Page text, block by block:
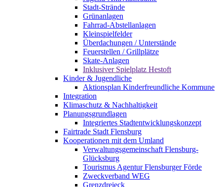
Stadt-Strände
Grünanlagen
Fahrrad-Abstellanlagen
Kleinspielfelder
Überdachungen / Unterstände
Feuerstellen / Grillplätze
Skate-Anlagen
Inklusiver Spielplatz Hestoft
Kinder & Jugendliche
Aktionsplan Kinderfreundliche Kommune
Integration
Klimaschutz & Nachhaltigkeit
Planungsgrundlagen
Integriertes Stadtentwicklungskonzept
Fairtrade Stadt Flensburg
Kooperationen mit dem Umland
Verwaltungsgemeinschaft Flensburg-
Glücksburg
Tourismus Agentur Flensburger Förde
Zweckverband WEG
Grenzdreieck